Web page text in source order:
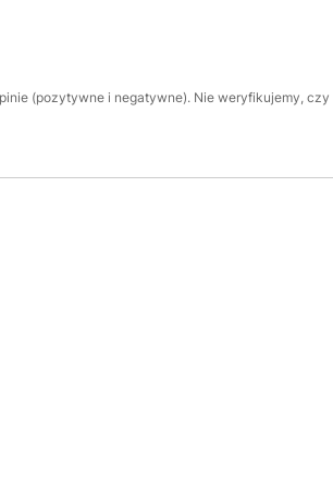
(pozytywne i negatywne). Nie weryfikujemy,